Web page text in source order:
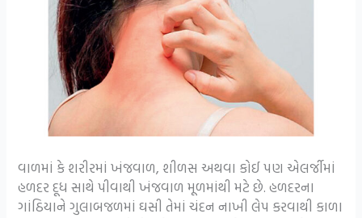
વાળમાં કે શરીરમાં ખંજવાળ, શીળસ અથવા કોઈ પણ એલર્જીમાં
હળદર દૂધ સાથે પીવાથી ખંજવાળ મૂળમાંથી મટે છે. હળદરના
ગાંઠિયાને ગુલાબજળમાં ઘસી તેમાં ચંદન નાખી લેપ કરવાથી કાળા